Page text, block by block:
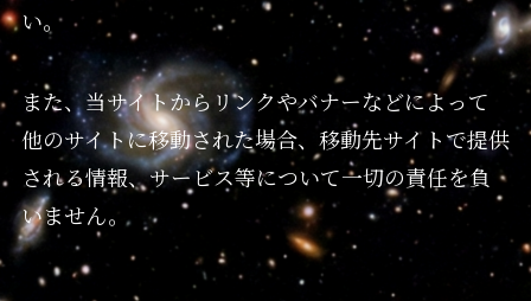
い。
また、当サイトからリンクやバナーなどによって
他のサイトに移動された場合、移動先サイトで提供
される情報、サービス等について一切の責任を負
いません。